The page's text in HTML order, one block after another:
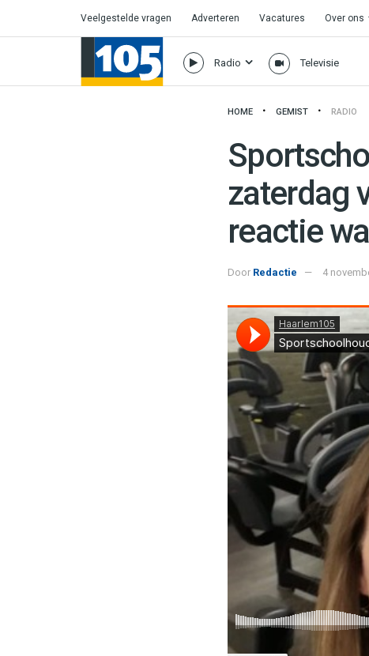
Veelgestelde vragen Adverteren Vacatures Over ons
Radio Televisie
HOME GEMIST RADIO
zaterdag
reactie
Door Redactie 4
Haarlem105 ·Sportschoolhouder